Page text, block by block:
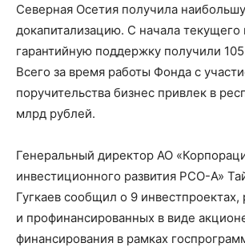
Северная Осетия получила
докапитализацию. С начала текущего
гарантийную поддержку получили
Всего за время работы Фонда с
поручительства бизнес привлек в
млрд рублей.
Генеральный директор АО
инвестиционного развития РСО-А»
Гугкаев сообщил о 9 инвестпроектах,
и профинансированных в виде
финансирования в рамках